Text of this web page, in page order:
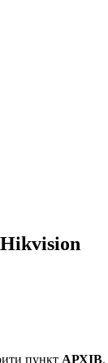
Hikvision
пункт АРХІВ.